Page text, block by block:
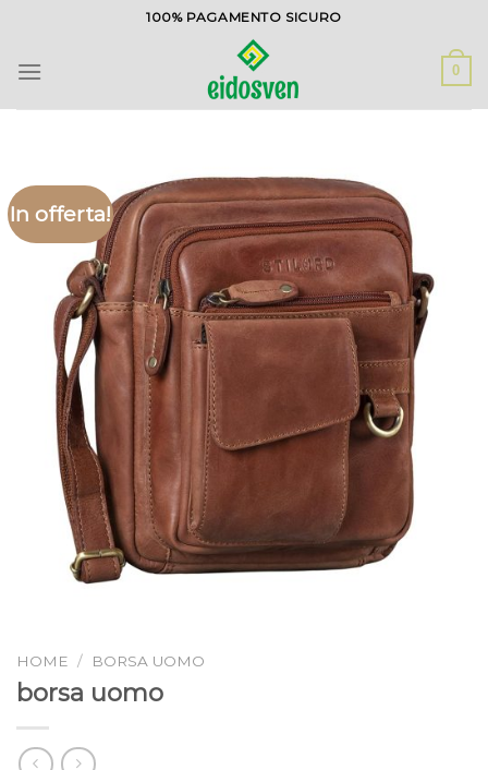
contenuti
100% PAGAMENTO SICURO
0
In offerta!
HOME / BORSA UOMO
borsa uomo